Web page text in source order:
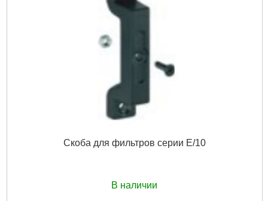
Скоба для фильтров серии E/10
В наличии